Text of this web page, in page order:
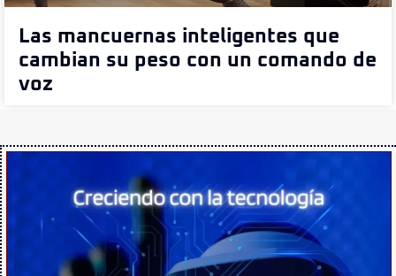
Las mancuernas inteligentes que
cambian su peso con un comando de
voz